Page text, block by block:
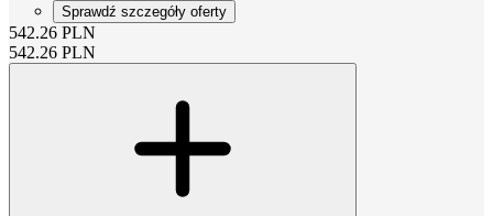
Sprawdź szczegóły oferty
542.26 PLN
542.26 PLN